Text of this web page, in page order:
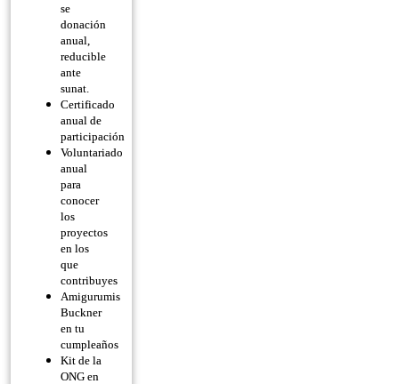
se
donación
anual,
reducible
ante
sunat.
Certificado
anual de
participación
Voluntariado
anual
para
conocer
los
proyectos
en los
que
contribuyes
Amigurumis
Buckner
en tu
cumpleaños
Kit de la
ONG en